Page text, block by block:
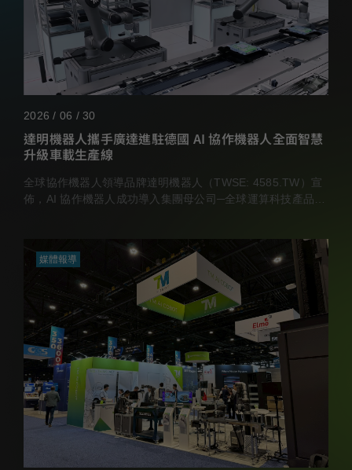
2026 / 06 / 30
達明機器人攜手廣達進駐德國 AI 協作機器人全面智慧
升級車載生產線
全球協作機器人領導品牌達明機器人（TWSE: 4585.TW）宣
佈，AI 協作機器人成功導入集團母公司─全球運算科技產品設
媒體報導